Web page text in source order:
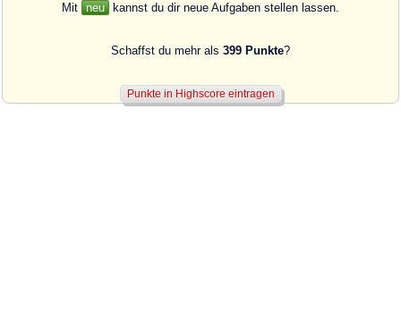
Mit neu kannst du dir neue Aufgaben stellen lassen.
Schaffst du mehr als 399 Punkte?